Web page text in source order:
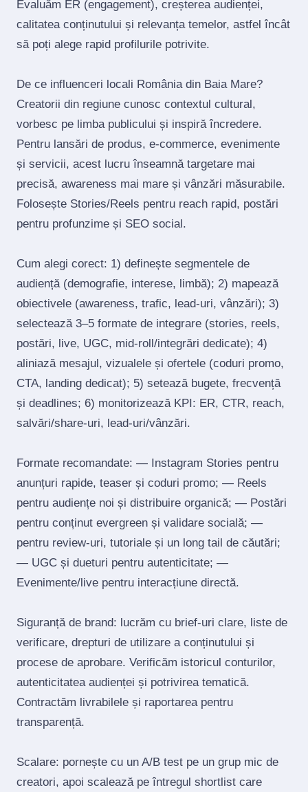
Evaluăm ER (engagement), creșterea audienței,
calitatea conținutului și relevanța temelor, astfel încât
să poți alege rapid profilurile potrivite.
De ce influenceri locali România din Baia Mare?
Creatorii din regiune cunosc contextul cultural,
vorbesc pe limba publicului și inspiră încredere.
Pentru lansări de produs, e‑commerce, evenimente
și servicii, acest lucru înseamnă targetare mai
precisă, awareness mai mare și vânzări măsurabile.
Folosește Stories/Reels pentru reach rapid, postări
pentru profunzime și SEO social.
Cum alegi corect: 1) definește segmentele de
audiență (demografie, interese, limbă); 2) mapează
obiectivele (awareness, trafic, lead‑uri, vânzări); 3)
selectează 3–5 formate de integrare (stories, reels,
postări, live, UGC, mid‑roll/integrări dedicate); 4)
aliniază mesajul, vizualele și ofertele (coduri promo,
CTA, landing dedicat); 5) setează bugete, frecvență
și deadlines; 6) monitorizează KPI: ER, CTR, reach,
salvări/share‑uri, lead‑uri/vânzări.
Formate recomandate: — Instagram Stories pentru
anunțuri rapide, teaser și coduri promo; — Reels
pentru audiențe noi și distribuire organică; — Postări
pentru conținut evergreen și validare socială; —
pentru review‑uri, tutoriale și un long tail de căutări;
— UGC și dueturi pentru autenticitate; —
Evenimente/live pentru interacțiune directă.
Siguranță de brand: lucrăm cu brief‑uri clare, liste de
verificare, drepturi de utilizare a conținutului și
procese de aprobare. Verificăm istoricul conturilor,
autenticitatea audienței și potrivirea tematică.
Contractăm livrabilele și raportarea pentru
transparență.
Scalare: pornește cu un A/B test pe un grup mic de
creatori, apoi scalează pe întregul shortlist care